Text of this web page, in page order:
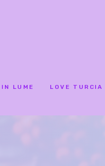
LUME LOVE TURCIA